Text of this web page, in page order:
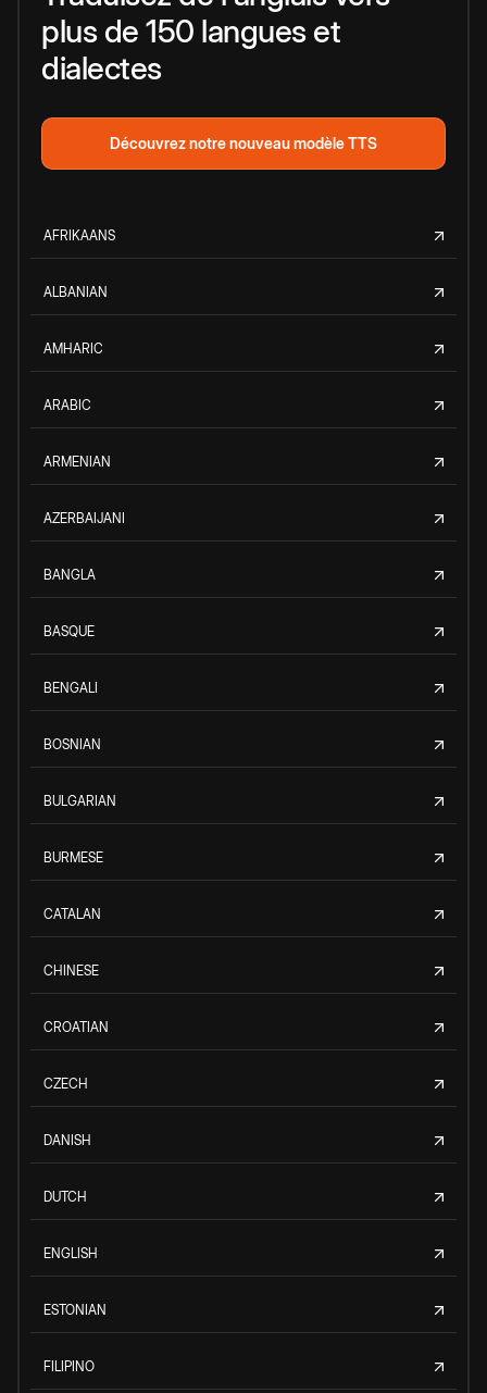
plus de 150 langues et
dialectes
Découvrez notre nouveau modèle TTS
AFRIKAANS
ALBANIAN
AMHARIC
ARABIC
ARMENIAN
AZERBAIJANI
BANGLA
BASQUE
BENGALI
BOSNIAN
BULGARIAN
BURMESE
CATALAN
CHINESE
CROATIAN
CZECH
DANISH
DUTCH
ENGLISH
ESTONIAN
FILIPINO